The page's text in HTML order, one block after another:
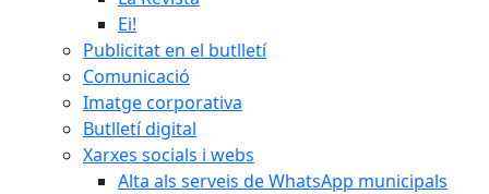
Ei!
Publicitat en el butlletí
Comunicació
Imatge corporativa
Butlletí digital
Xarxes socials i webs
Alta als serveis de WhatsApp municipals